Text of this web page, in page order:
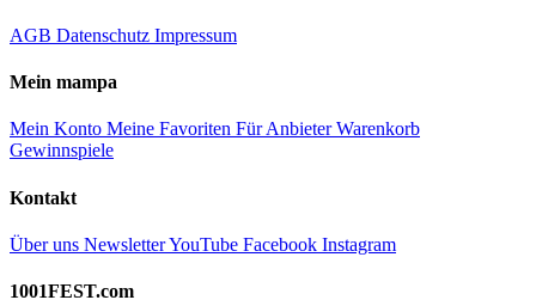
AGB Datenschutz Impressum
Mein mampa
Mein Konto Meine Favoriten Für AnbieterWarenkorb
Gewinnspiele
Kontakt
Über uns NewsletterYouTube Facebook Instagram
1001FEST.com